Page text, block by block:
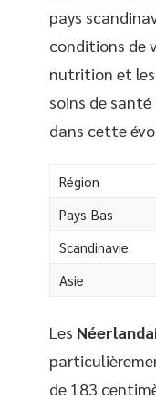
pays
conditions de
nutrition et
soins de
dans cette
Région
Pays-Bas
Scandinavie
Asie
Les
de 183